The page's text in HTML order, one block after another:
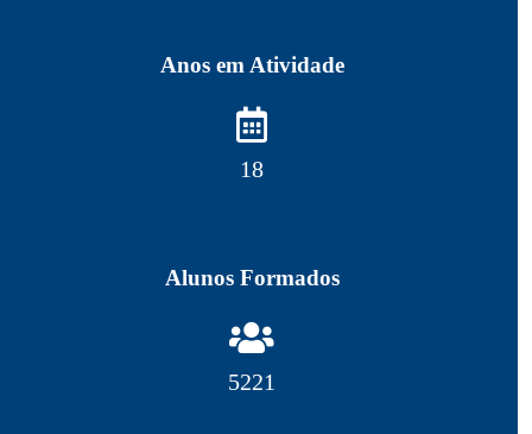
Anos em Atividade
18
Alunos Formados
5270